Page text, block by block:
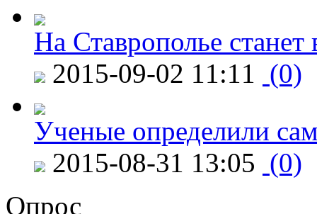
На Ставрополье
2015-09-02 11:11 (0)
Ученые определили
2015-08-31 13:05 (0)
Опрос